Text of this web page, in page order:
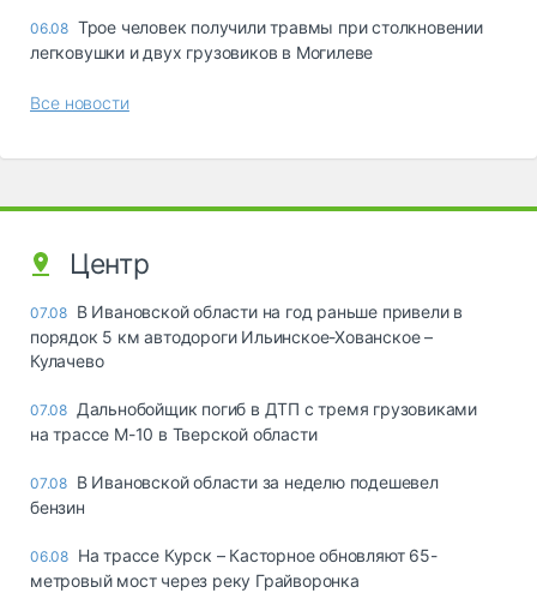
06.08 Трое человек получили травмы при столкновении
легковушки и двух грузовиков в Могилеве
Все новости
Центр
07.08 В Ивановской области на год раньше привели в
порядок 5 км автодороги Ильинское-Хованское –
Кулачево
07.08 Дальнобойщик погиб в ДТП с тремя грузовиками
на трассе М-10 в Тверской области
07.08 В Ивановской области за неделю подешевел
бензин
06.08 На трассе Курск – Касторное обновляют 65-
метровый мост через реку Грайворонка